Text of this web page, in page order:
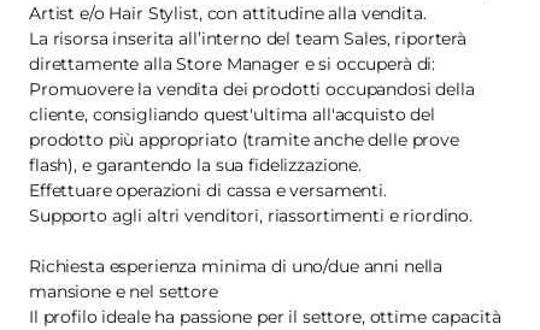
Artist e/o Hair Stylist, con attitudine alla vendita.
La risorsa inserita all’interno del team Sales, riporterà
direttamente alla Store Manager e si occuperà di:
Promuovere la vendita dei prodotti occupandosi della
cliente, consigliando quest'ultima all'acquisto del
prodotto più appropriato (tramite anche delle prove
flash), e garantendo la sua fidelizzazione.
Effettuare operazioni di cassa e versamenti.
Supporto agli altri venditori, riassortimenti e riordino.
Richiesta esperienza minima di uno/due anni nella
mansione e nel settore
Il profilo ideale ha passione per il settore, ottime capacità